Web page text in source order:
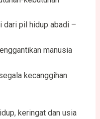
dari pil hidup abadi –
manusia
kecanggihan
keringat dan usia